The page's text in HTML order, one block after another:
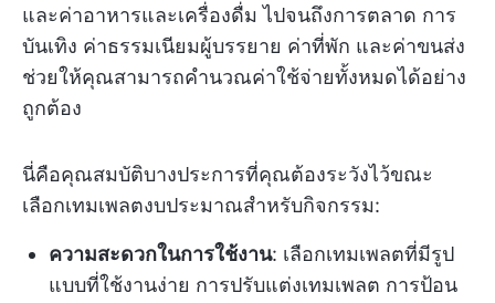
และค่าอาหารและเครื่องดื่ม ไปจนถึงการตลาด การ
บันเทิง ค่าธรรมเนียมผู้บรรยาย ค่าที่พัก และค่าขนส่ง
ช่วยให้คุณสามารถคำนวณค่าใช้จ่ายทั้งหมดได้อย่าง
ถูกต้อง
นี่คือคุณสมบัติบางประการที่คุณต้องระวังไว้ขณะ
เลือกเทมเพลตงบประมาณสำหรับกิจกรรม:
ความสะดวกในการใช้งาน: เลือกเทมเพลตที่มีรูป
แบบที่ใช้งานง่าย การปรับแต่งเทมเพลต การป้อน